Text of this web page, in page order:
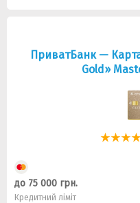
ПриватБанк —
Gold»
до 75 000 грн.
Кредитний ліміт